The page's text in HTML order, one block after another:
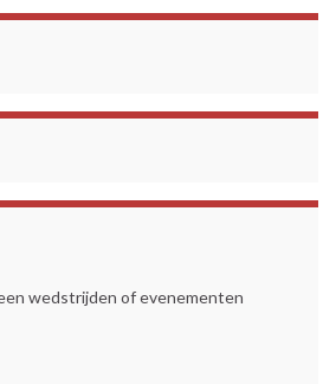
wedstrijden of evenementen